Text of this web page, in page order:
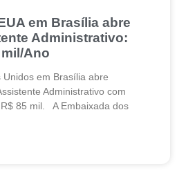
em Brasília abre
Administrativo:
Ano
em Brasília abre
Administrativo com
85 mil. A Embaixada dos